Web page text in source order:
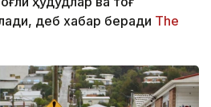
деб хабар беради The